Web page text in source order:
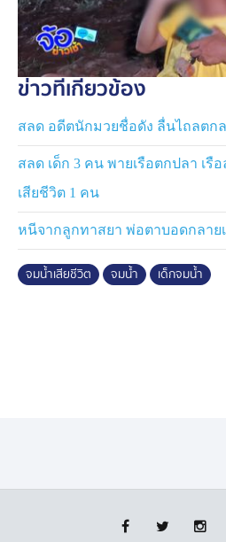
ข่าวที่เกี่ยวข้อง
สลด อดีตนักมวยชื่อดัง ลื่นไถลตก
สลด เด็ก 3 คน พายเรือตกปลา เรื
เสียชีวิต 1 คน
หนีจากลูกทาสยา พ่อตาบอดกลาย
จมน้ำเสียชีวิต จมน้ำ เด็กจมน้ำ